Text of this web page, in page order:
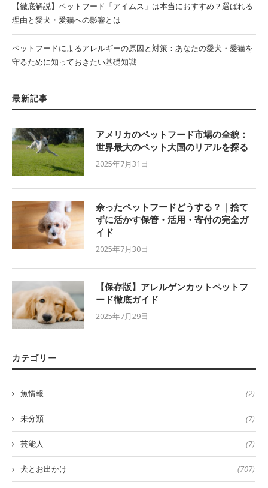
【徹底解説】ペットフード「アイムス」は本当におすすめ？選ばれる
理由と愛犬・愛猫への影響とは
ペットフードによるアレルギーの原因と対策：あなたの愛犬・愛猫を
守るために知っておきたい基礎知識
最新記事
アメリカのペットフード市場の全貌：
世界最大のペット大国のリアルを探る
2025年7月31日
余ったペットフードどうする？｜捨て
ずに活かす保管・活用・寄付の完全ガ
イド
2025年7月30日
【保存版】アレルゲンカットペットフ
ード徹底ガイド
2025年7月29日
カテゴリー
魚情報 (2)
未分類 (7)
芸能人 (7)
犬とお出かけ (707)